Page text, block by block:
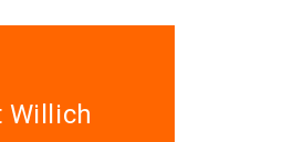
Willich